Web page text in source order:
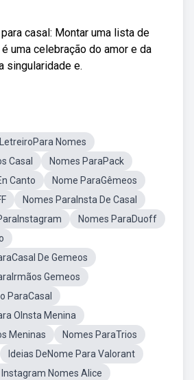
casal: Montar uma lista de
uma celebração do amor e da
singularidade e.
LetreiroPara Nomes
Casal
Nomes ParaPack
Canto
Nome ParaGêmeos
Nomes ParaInsta De Casal
Nomes ParaDuoff
De Gemeos
Gemeos
ParaCasal
OInsta Menina
Meninas
Nomes ParaTrios
Ideias DeNome Para Valorant
Instagram Nomes Alice